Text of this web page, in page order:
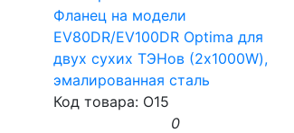
Фланец на модели
EV80DR/EV100DR Optima для
двух сухих ТЭНов (2х1000W),
эмалированная сталь
Код товара: O15
0